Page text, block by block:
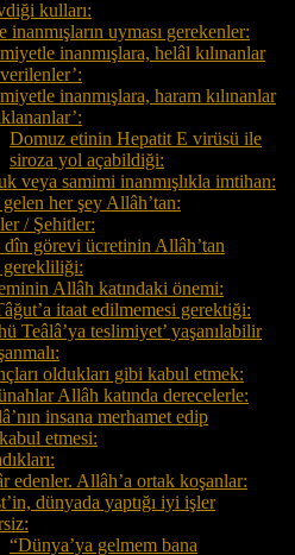
kulları:
inanmışların uyması gerekenler:
inanmışlara, helâl kılınanlar
inanmışlara, haram kılınanlar
Domuz etinin Hepatit E virüsü ile
siroza yol açabildiği:
veya samimi inanmışlıkla imtihan:
her şey Allâh’tan:
/ Şehitler:
görevi ücretinin Allâh’tan
gerekliliği:
Allâh katındaki önemi:
itaat edilmemesi gerektiği:
Teâlâ’ya teslimiyet’ yaşanılabilir
oldukları gibi kabul etmek:
Allâh katında derecelerle:
insana merhamet edip
etmesi:
edenler. Allâh’a ortak koşanlar:
dünyada yaptığı iyi işler
“Dünya’ya gelmem bana